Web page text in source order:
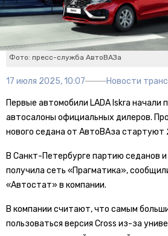
Фото: пресс-служба АвтоВАЗа
17 июля 2025, 10:07 Новости
Первые автомобили LADA Iskra начали
автосалоны официальных дилеров.
нового седана от АвтоВАза стартуют
В Санкт-Петербурге партию седанов
получила сеть «Прагматика»,
«Автостат» в компании.
В компании считают, что самым
пользоваться версия Cross из-за